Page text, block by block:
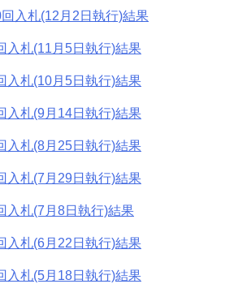
入札(12月2日執行)結果
入札(11月5日執行)結果
入札(10月5日執行)結果
入札(9月14日執行)結果
入札(8月25日執行)結果
入札(7月29日執行)結果
入札(7月8日執行)結果
入札(6月22日執行)結果
入札(5月18日執行)結果